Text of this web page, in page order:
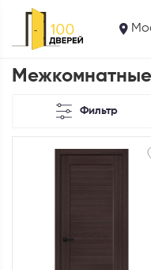
Фильтр